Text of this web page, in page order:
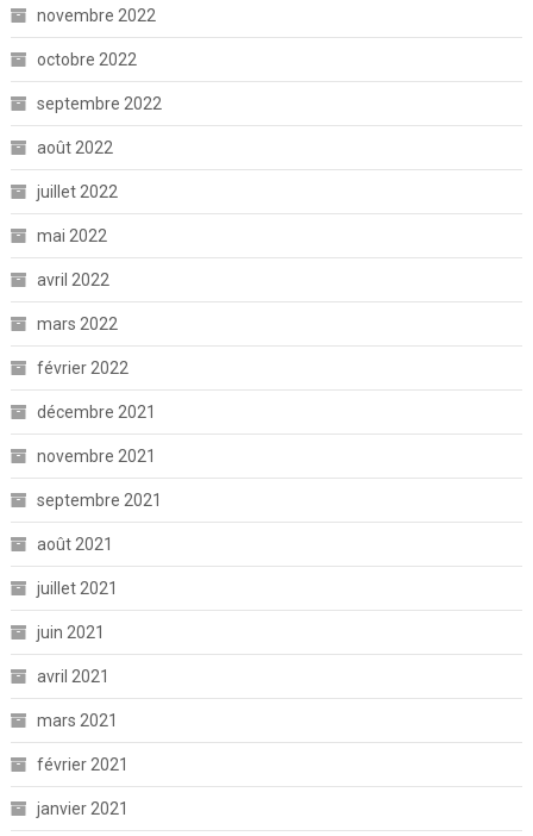
novembre 2022
octobre 2022
septembre 2022
août 2022
juillet 2022
mai 2022
avril 2022
mars 2022
février 2022
décembre 2021
novembre 2021
septembre 2021
août 2021
juillet 2021
juin 2021
avril 2021
mars 2021
février 2021
janvier 2021